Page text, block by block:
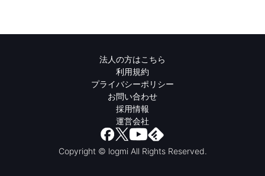
法人の方はこちら
利用規約
プライバシーポリシー
お問い合わせ
採用情報
運営会社
Copyright © logmi All Rights Reserved.